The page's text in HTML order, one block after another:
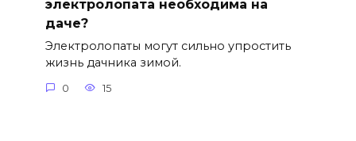
электролопата необходима на
даче?
Электролопаты могут сильно упростить
жизнь дачника зимой.
0 15